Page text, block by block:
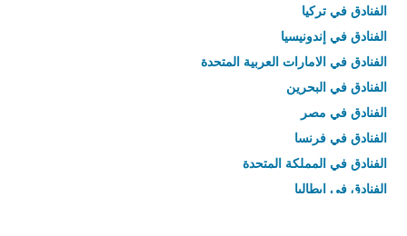
الفنادق في تركيا
الفنادق في إندونيسيا
الفنادق في الامارات العربية المتحدة
الفنادق في البحرين
الفنادق في مصر
الفنادق في فرنسا
الفنادق في المملكة المتحدة
الفنادق في إيطاليا